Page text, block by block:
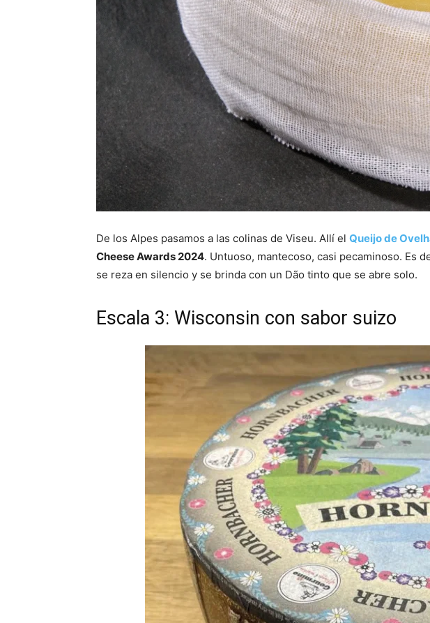
De los Alpes pasamos a las colinas de Viseu. Allí el Queijo de
Cheese Awards 2024. Untuoso, mantecoso, casi pecaminoso. Es
se reza en silencio y se brinda con un Dão tinto que se abre solo.
Escala 3: Wisconsin con sabor suizo